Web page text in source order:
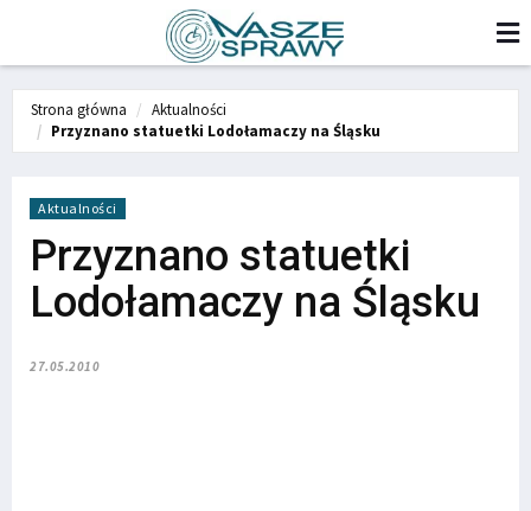
Strona główna
Aktualności
Przyznano statuetki Lodołamaczy na Śląsku
Aktualności
Przyznano statuetki
Lodołamaczy na Śląsku
27.05.2010